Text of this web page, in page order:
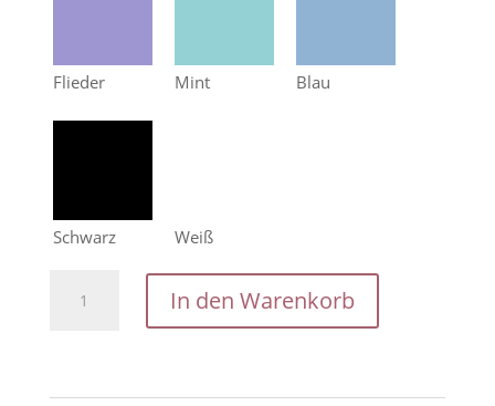
Flieder Mint Blau
Schwarz Weiß
Candybar
mit
In den Warenkorb